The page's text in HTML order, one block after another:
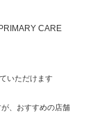
CARE
いただけます
、おすすめの店舗